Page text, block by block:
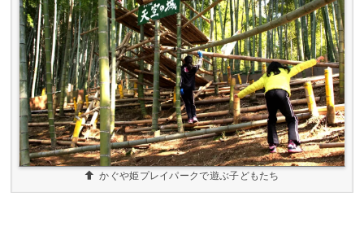
かぐや姫プレイパークで遊ぶ子どもたち